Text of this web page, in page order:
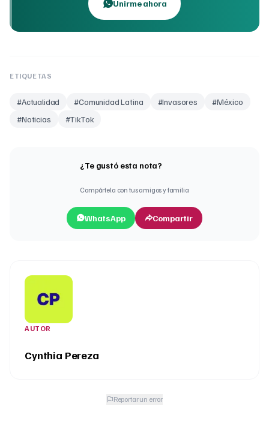
Unirme ahora
ETIQUETAS
#Actualidad #Comunidad Latina #Invasores #México
#Noticias #TikTok
¿Te gustó esta nota?
Compártela con tus amigos y familia
WhatsApp Compartir
AUTOR
Cynthia Pereza
Reportar un error